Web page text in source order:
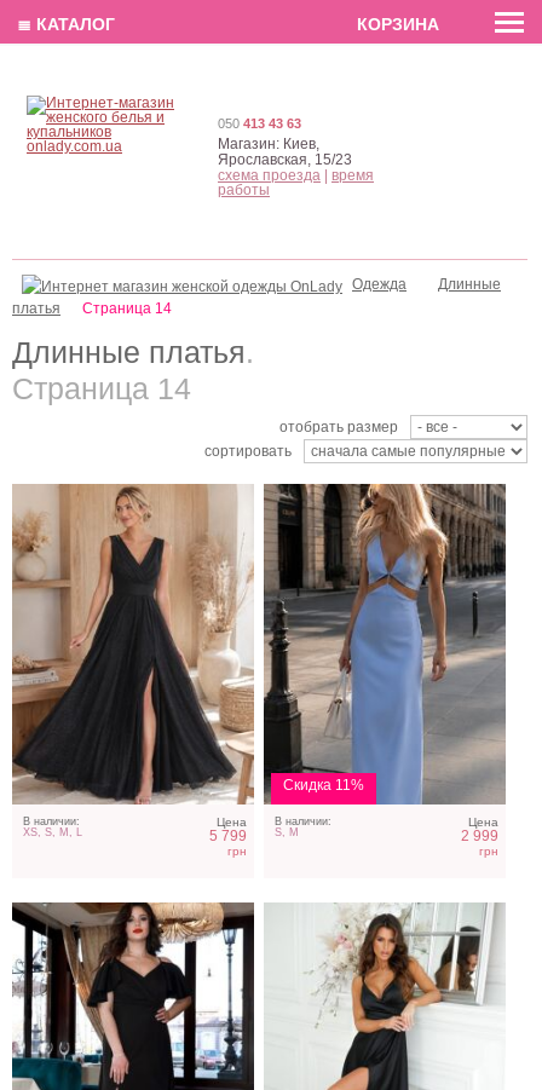
EN РУС
Длинные платья.
Страница 14
отобрать размер
сортировать
Вечернее длинное
шифоновое платье
В наличии:
XS, S, M, L
Цена
5 799
грн
Нарядное голубое
Скидка 11%
В наличии:
S, M
Цена
2 999
грн
Длинное черное платье-
макси с тонкими
бретелями и разрезом
сбоку
Коктейльное атласное
платье на тонких
бретелях черного цвета
Одежда
Длинные
платья
Страница 14
050 413 43 63
Магазин: Киев,
Ярославская, 15/23
схема проезда
время
работы
≣ КАТАЛОГ КОРЗИНА